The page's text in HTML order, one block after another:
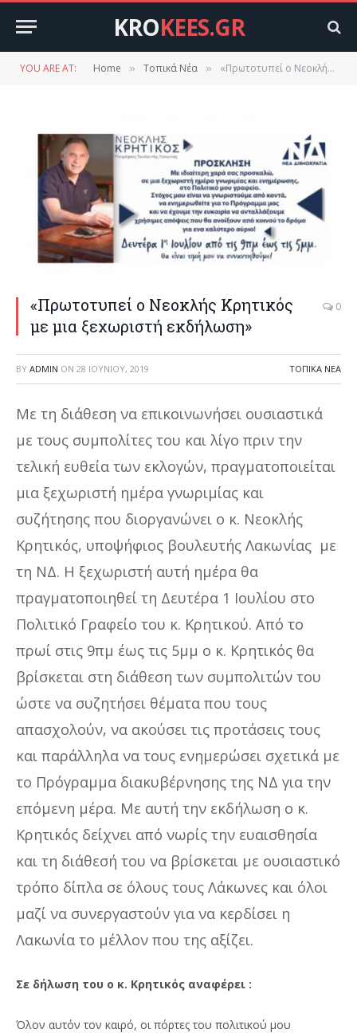
KROKEES.GR
YOU ARE AT: Home » Τοπικά Νέα » «Πρωτοτυπεί ο Νεοκλής Κρητικός με μια ξεχωριστή εκδήλωση»
«Πρωτοτυπεί ο Νεοκλής Κρητικός
με μια ξεχωριστή εκδήλωση»
0
BY ADMIN ON 28 ΙΟΥΝΊΟΥ, 2019 ΤΟΠΙΚΆ ΝΈΑ
Με τη διάθεση να επικοινωνήσει ουσιαστικά
με τους συμπολίτες του και λίγο πριν την
τελική ευθεία των εκλογών, πραγματοποιείται
μια ξεχωριστή ημέρα γνωριμίας και
συζήτησης που διοργανώνει ο κ. Νεοκλής
Κρητικός, υποψήφιος βουλευτής Λακωνίας με
τη ΝΔ. Η ξεχωριστή αυτή ημέρα θα
πραγματοποιηθεί τη Δευτέρα 1 Ιουλίου στο
Πολιτικό Γραφείο του κ. Κρητικού. Από το
πρωί στις 9πμ έως τις 5μμ ο κ. Κρητικός θα
βρίσκεται στη διάθεση των συμπολιτών του
ώστε να συζητήσει θέματα που τους
απασχολούν, να ακούσει τις προτάσεις τους
και παράλληλα να τους ενημερώσει σχετικά με
το Πρόγραμμα διακυβέρνησης της ΝΔ για την
επόμενη μέρα. Με αυτή την εκδήλωση ο κ.
Κρητικός δείχνει από νωρίς την ευαισθησία
και τη διάθεσή του να βρίσκεται με ουσιαστικό
τρόπο δίπλα σε όλους τους Λάκωνες και όλοι
μαζί να συνεργαστούν για να κερδίσει η
Λακωνία το μέλλον που της αξίζει.
Σε δήλωση του ο κ. Κρητικός αναφέρει :
Όλον αυτόν τον καιρό, οι πόρτες του πολιτικού μου